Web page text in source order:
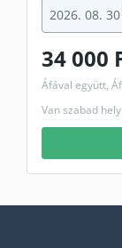
34 000
Áfával együtt,
Van szabad hely